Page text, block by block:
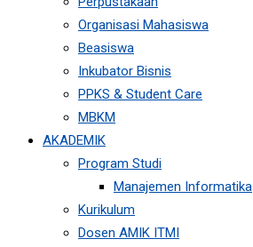
Organisasi Mahasiswa
Beasiswa
Inkubator Bisnis
PPKS & Student Care
MBKM
AKADEMIK
Program Studi
Manajemen Informatika
Kurikulum
Dosen AMIK ITMI